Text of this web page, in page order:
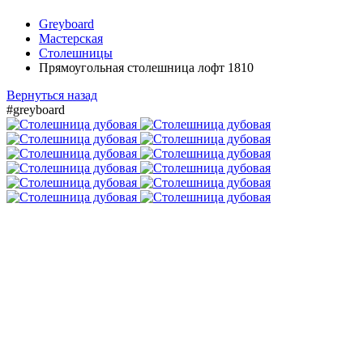
Greyboard
Мастерская
Столешницы
Прямоугольная столешница лофт 1810
Вернуться назад
#greyboard